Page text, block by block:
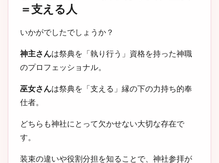
＝支える人
いかがでしたでしょうか？
神主さんは祭典を「執り行う」資格を持った神職
のプロフェッショナル。
巫女さんは祭典を「支える」縁の下の力持ち的奉
仕者。
どちらも神社にとって欠かせない大切な存在で
す。
装束の違いや役割分担を知ることで、神社参拝が